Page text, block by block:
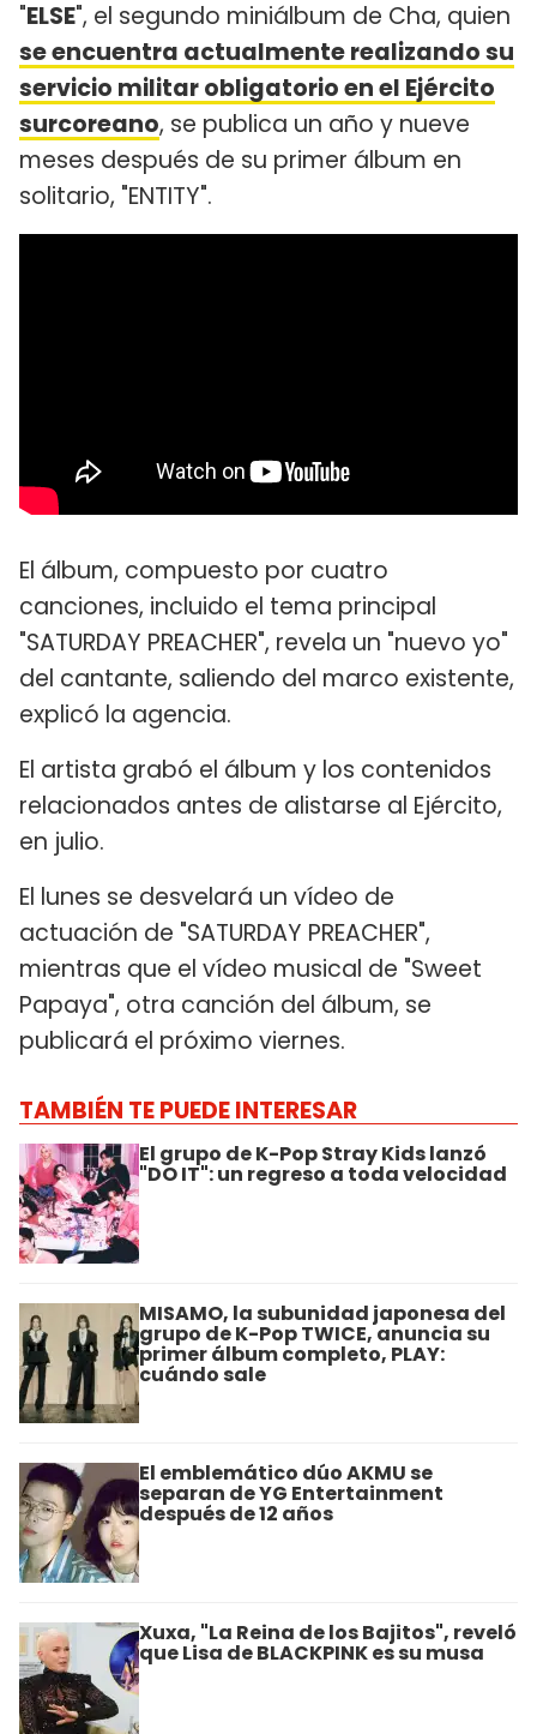
"ELSE", el segundo miniálbum de Cha, quien
se encuentra actualmente realizando su
servicio militar obligatorio en el Ejército
surcoreano, se publica un año y nueve
meses después de su primer álbum en
solitario, "ENTITY".
El álbum, compuesto por cuatro
canciones, incluido el tema principal
"SATURDAY PREACHER", revela un "nuevo yo"
del cantante, saliendo del marco existente,
explicó la agencia.
El artista grabó el álbum y los contenidos
relacionados antes de alistarse al Ejército,
en julio.
El lunes se desvelará un vídeo de
actuación de "SATURDAY PREACHER",
mientras que el vídeo musical de "Sweet
Papaya", otra canción del álbum, se
publicará el próximo viernes.
TAMBIÉN TE PUEDE INTERESAR
El grupo de K-Pop Stray Kids lanzó
"DO IT": un regreso a toda velocidad
MISAMO, la subunidad japonesa del
grupo de K-Pop TWICE, anuncia su
primer álbum completo, PLAY:
cuándo sale
El emblemático dúo AKMU se
separan de YG Entertainment
después de 12 años
Xuxa, "La Reina de los Bajitos", reveló
que Lisa de BLACKPINK es su musa